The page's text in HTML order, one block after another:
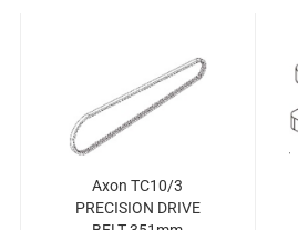
Axon TC10/3
PRECISION DRIVE